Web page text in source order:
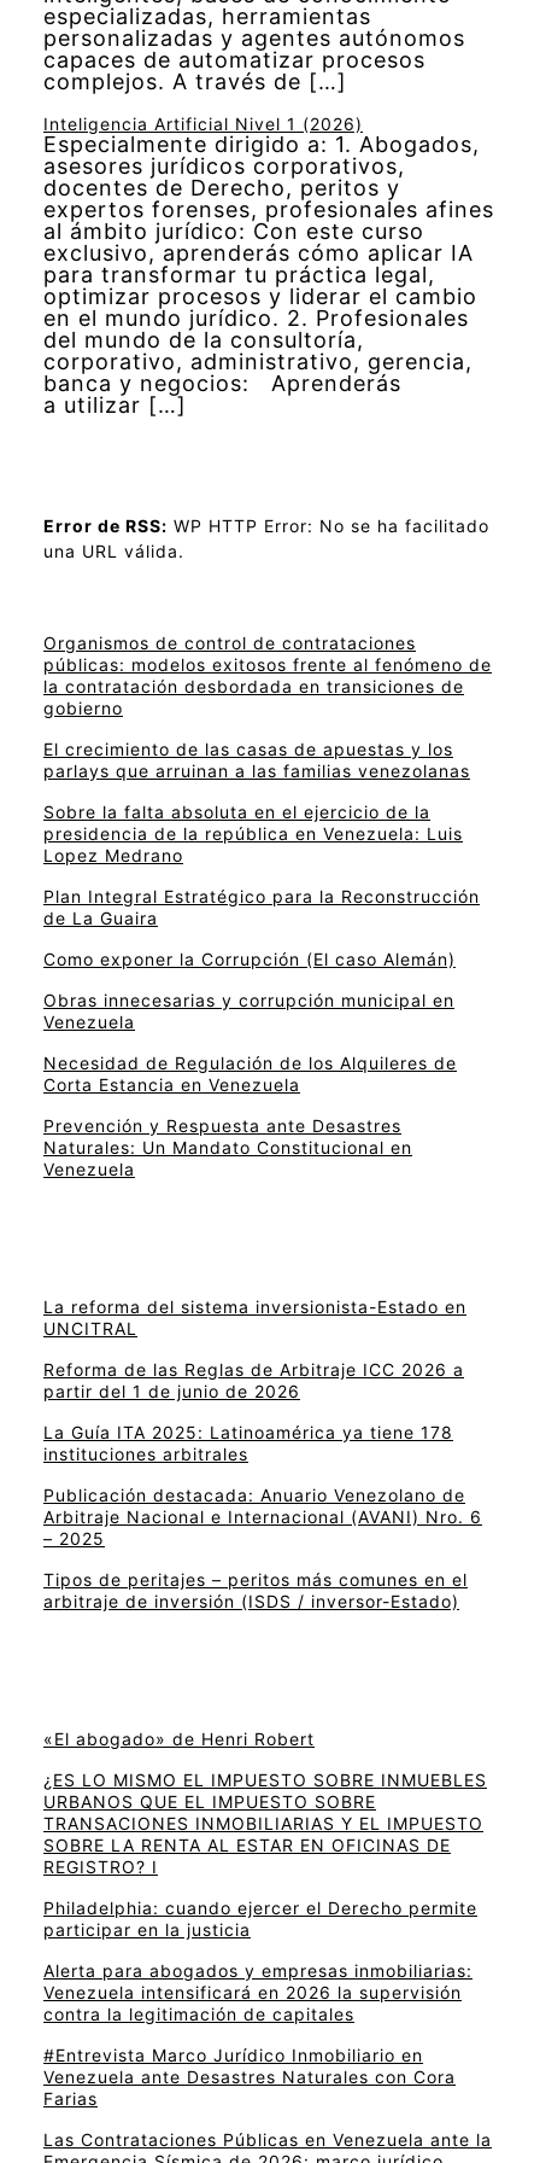
especializadas, herramientas
personalizadas y agentes autónomos
capaces de automatizar procesos
complejos. A través de […]
Inteligencia Artificial Nivel 1 (2026)
Especialmente dirigido a: 1. Abogados,
asesores jurídicos corporativos,
docentes de Derecho, peritos y
expertos forenses, profesionales afines
al ámbito jurídico: Con este curso
exclusivo, aprenderás cómo aplicar IA
para transformar tu práctica legal,
optimizar procesos y liderar el cambio
en el mundo jurídico. 2. Profesionales
del mundo de la consultoría,
corporativo, administrativo, gerencia,
banca y negocios: Aprenderás
a utilizar […]
Error de RSS: WP HTTP Error: No se ha facilitado
una URL válida.
Organismos de control de contrataciones
públicas: modelos exitosos frente al fenómeno de
la contratación desbordada en transiciones de
gobierno
El crecimiento de las casas de apuestas y los
parlays que arruinan a las familias venezolanas
Sobre la falta absoluta en el ejercicio de la
presidencia de la república en Venezuela: Luis
Lopez Medrano
Plan Integral Estratégico para la Reconstrucción
de La Guaira
Como exponer la Corrupción (El caso Alemán)
Obras innecesarias y corrupción municipal en
Venezuela
Necesidad de Regulación de los Alquileres de
Corta Estancia en Venezuela
Prevención y Respuesta ante Desastres
Naturales: Un Mandato Constitucional en
Venezuela
La reforma del sistema inversionista-Estado en
UNCITRAL
Reforma de las Reglas de Arbitraje ICC 2026 a
partir del 1 de junio de 2026
La Guía ITA 2025: Latinoamérica ya tiene 178
instituciones arbitrales
Publicación destacada: Anuario Venezolano de
Arbitraje Nacional e Internacional (AVANI) Nro. 6
– 2025
Tipos de peritajes – peritos más comunes en el
arbitraje de inversión (ISDS / inversor-Estado)
«El abogado» de Henri Robert
¿ES LO MISMO EL IMPUESTO SOBRE INMUEBLES
URBANOS QUE EL IMPUESTO SOBRE
TRANSACIONES INMOBILIARIAS Y EL IMPUESTO
SOBRE LA RENTA AL ESTAR EN OFICINAS DE
REGISTRO? I
Philadelphia: cuando ejercer el Derecho permite
participar en la justicia
Alerta para abogados y empresas inmobiliarias:
Venezuela intensificará en 2026 la supervisión
contra la legitimación de capitales
#Entrevista Marco Jurídico Inmobiliario en
Venezuela ante Desastres Naturales con Cora
Farias
Las Contrataciones Públicas en Venezuela ante la